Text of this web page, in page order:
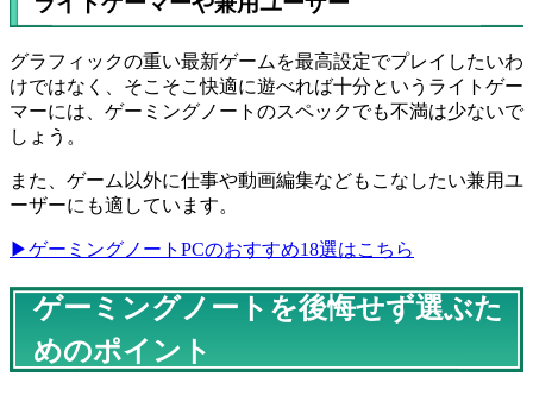
グラフィックの重い最新ゲームを最高設定でプレイしたいわ
けではなく、そこそこ快適に遊べれば十分というライトゲー
マーには、ゲーミングノートのスペックでも不満は少ないで
しょう。
また、ゲーム以外に仕事や動画編集などもこなしたい兼用ユ
ーザーにも適しています。
▶ゲーミングノートPCのおすすめ18選はこちら
ゲーミングノートを後悔せず選ぶた
めのポイント